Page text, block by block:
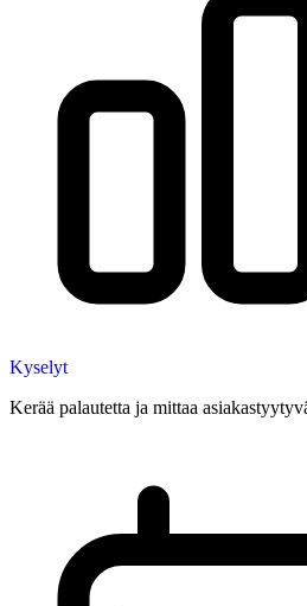
Kyselyt
Kerää palautetta ja mittaa